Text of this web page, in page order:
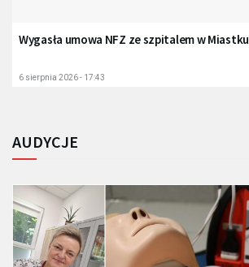
Wygasła umowa NFZ ze szpitalem w Miastku
6 sierpnia 2026 - 17:43
AUDYCJE